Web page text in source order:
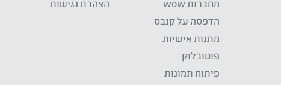
מחברות wow
הדפסה על קנבס
מתנות אישיות
פוטובלוק
פיתוח תמונות
הצהרת נגישות